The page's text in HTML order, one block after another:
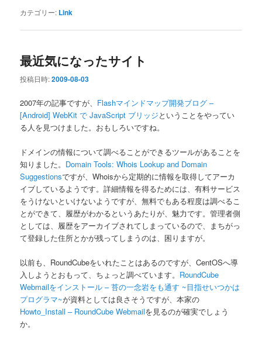
カテゴリー: Link
最近気になったサイト
投稿日時:2009-08-03
2007年の記事ですが、 Flashマインドマップ開発ブログ –
[Android] WebKit で JavaScript ブリッジということをやってい
る人を見つけました。おもしろいですね。
ドメインの情報について調べることができるツールがあることを
知りました。 Domain Tools: Whois Lookup and Domain
Suggestionsですが、Whoisから定期的に情報を取得してアーカ
イブしているようです。詳細情報を得るためには、有料サービス
をうけないといけないようですが、無料でもある程度は調べるこ
とができて、履歴がわかるというあたりが、魅力です。管理者側
としては、履歴をアーカイブされてしまっているので、まちがっ
て登録した住所とかが残ってしまうのは、困りますが。
以前も、RoundCubeをいれたことはあるのですが、CentOSへ導
入しようとおもって、ちょっと調べています。 RoundCube
Webmailをインストール – 苔の一念岩をも通す ~目指せいつかは
プログラマ~が資料としては良さそうですが、本家の
Howto_Install – RoundCube Webmailを見るのが確実でしょう
か。